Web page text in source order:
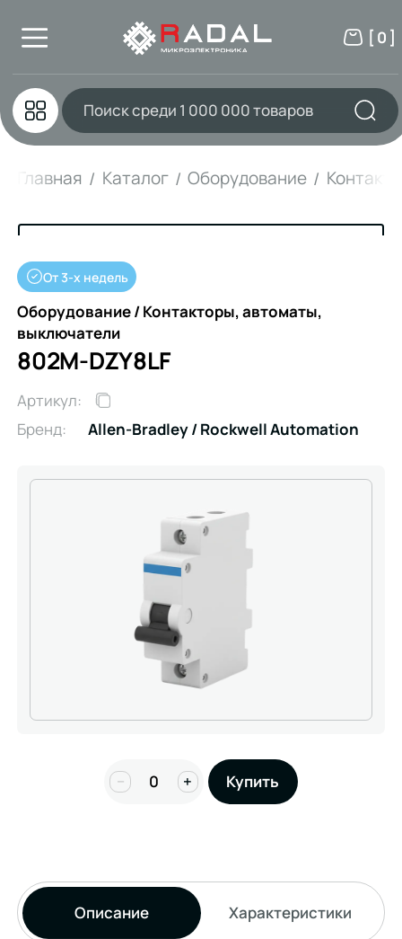
[ 0 ]
Главная Каталог Оборудование
От 3-х недель
Оборудование / Контакторы, автоматы,
выключатели
802M-DZY8LF
Артикул:
Бренд:
Allen-Bradley / Rockwell Automation
− + Купить
Описание Характеристики